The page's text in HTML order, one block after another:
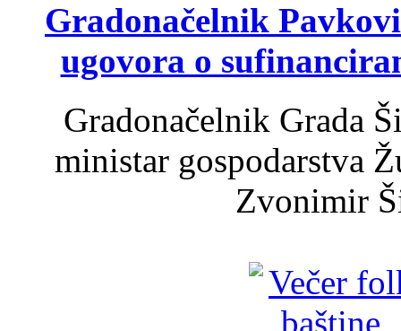
Gradonačelnik
ugovora o
Gradonačelnik Grada
ministar gospodarstva
Zvonimir